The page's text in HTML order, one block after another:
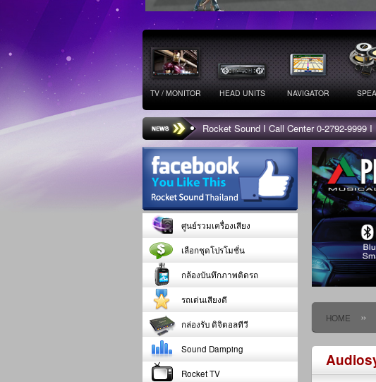
TV / MONITOR HEAD UNITS NAVIGATOR
Rocket Sound I Call Center 0-2792-9999
HOME »
ศูนย์รวมเครื่องเสียง
เลือกชุดโปรโมชั่น
กล้องบันทึกภาพติดรถ
รถเด่นเสียงดี
กล่องรับ ดิจิตอลทีวี
Sound Damping
Rocket TV